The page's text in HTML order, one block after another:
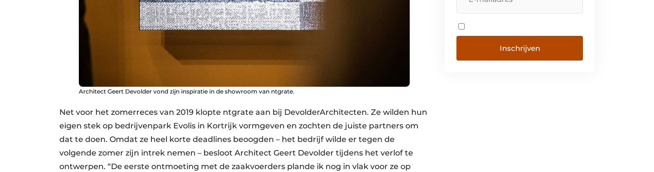
Architect Geert Devolder vond zijn inspiratie in de showroom van ntgrate.
Net voor het zomerreces van 2019 klopte ntgrate aan bij DevolderArchitecten. Ze wilden hun
eigen stek op bedrijvenpark Evolis in Kortrijk vormgeven en zochten de juiste partners om
dat te doen. Omdat ze heel korte deadlines beoogden – het bedrijf wilde er tegen de
volgende zomer zijn intrek nemen – besloot Architect Geert Devolder tijdens het verlof te
ontwerpen. “De eerste ontmoeting met de zaakvoerders plande ik nog in vlak voor ze op